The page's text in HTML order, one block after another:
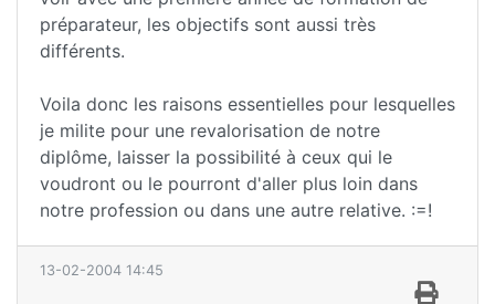
préparateur, les objectifs sont aussi très
différents.
Voila donc les raisons essentielles pour lesquelles
je milite pour une revalorisation de notre
diplôme, laisser la possibilité à ceux qui le
voudront ou le pourront d'aller plus loin dans
notre profession ou dans une autre relative. :=!
13-02-2004 14:45